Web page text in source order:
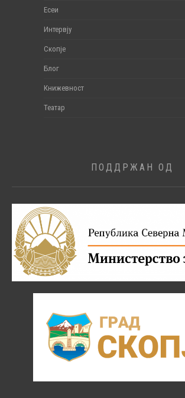
Есеи
Интервју
Скопје
Блог
Книжевност
Театар
ПОДДРЖАН ОД